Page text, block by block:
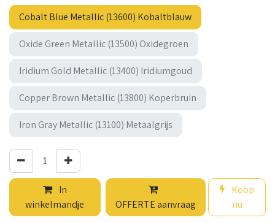
Cobalt Blue Metallic (13600) Kobaltblauw
Oxide Green Metallic (13500) Oxidegroen
Iridium Gold Metallic (13400) Iridiumgoud
Copper Brown Metallic (13800) Koperbruin
Iron Gray Metallic (13100) Metaalgrijs
In
winkelmandje
OFFERTE aanvraag
Koop
nu